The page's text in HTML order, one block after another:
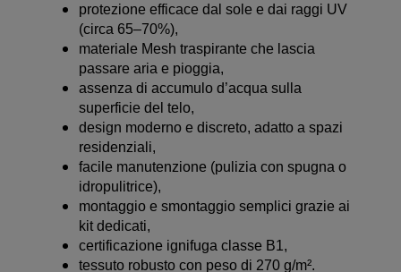
protezione efficace dal sole e dai raggi UV
(circa 65–70%),
materiale Mesh traspirante che lascia
passare aria e pioggia,
assenza di accumulo d’acqua sulla
superficie del telo,
design moderno e discreto, adatto a spazi
residenziali,
facile manutenzione (pulizia con spugna o
idropulitrice),
montaggio e smontaggio semplici grazie ai
kit dedicati,
certificazione ignifuga classe B1,
tessuto robusto con peso di 270 g/m².